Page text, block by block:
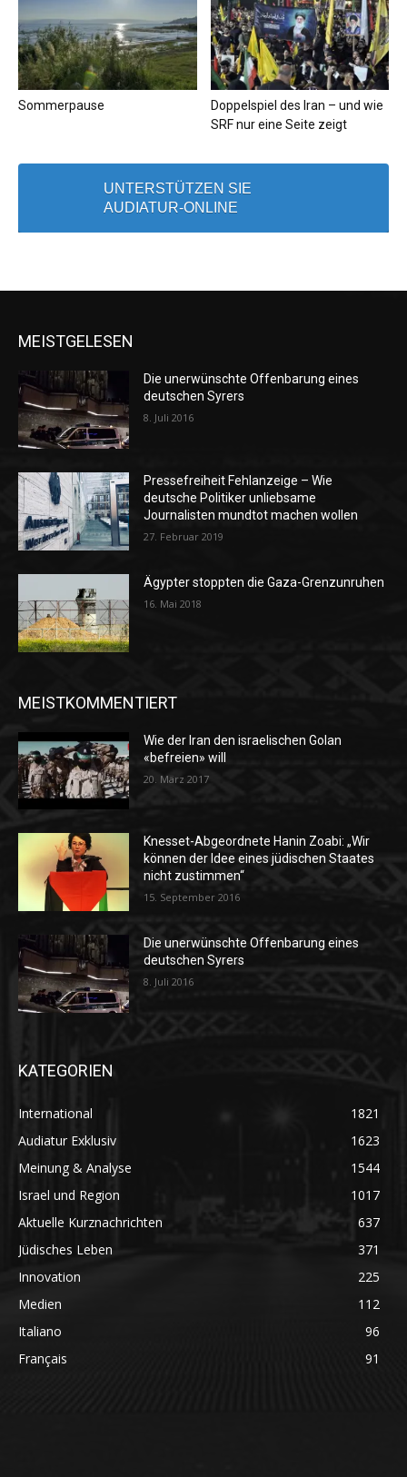
Sommerpause
Doppelspiel des Iran – und wie
SRF nur eine Seite zeigt
UNTERSTÜTZEN SIE
AUDIATUR-ONLINE
MEISTGELESEN
Die unerwünschte Offenbarung eines
deutschen Syrers
8. Juli 2016
Pressefreiheit Fehlanzeige – Wie
deutsche Politiker unliebsame
Journalisten mundtot machen wollen
27. Februar 2019
Ägypter stoppten die Gaza-Grenzunruhen
16. Mai 2018
MEISTKOMMENTIERT
Wie der Iran den israelischen Golan
«befreien» will
20. März 2017
Knesset-Abgeordnete Hanin Zoabi: „Wir
können der Idee eines jüdischen Staates
nicht zustimmen“
15. September 2016
Die unerwünschte Offenbarung eines
deutschen Syrers
8. Juli 2016
KATEGORIEN
International
1821
Audiatur Exklusiv
1623
Meinung & Analyse
1544
Israel und Region
1017
Aktuelle Kurznachrichten
637
Jüdisches Leben
371
Innovation
225
Medien
112
Italiano
96
Français
91